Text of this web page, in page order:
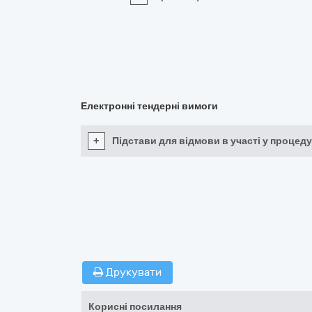
Електронні тендерні вимоги
+ Підстави для відмови в участі у
Друкувати
Корисні посилання